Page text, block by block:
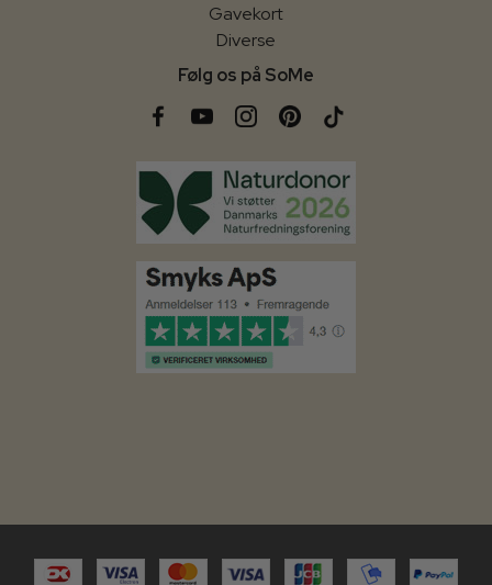
Gavekort
Diverse
Følg os på SoMe